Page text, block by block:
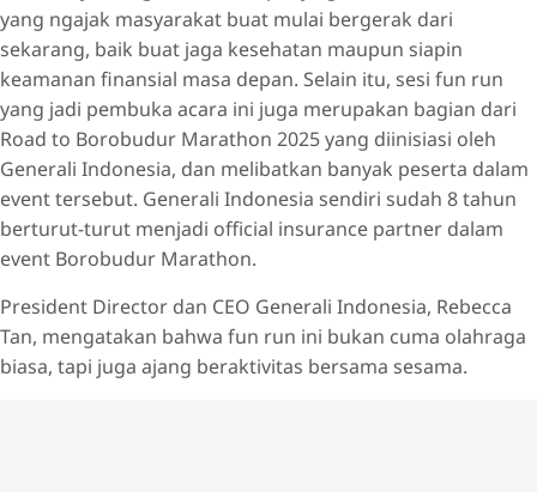
yang ngajak masyarakat buat mulai bergerak dari
sekarang, baik buat jaga kesehatan maupun siapin
keamanan finansial masa depan. Selain itu, sesi fun run
yang jadi pembuka acara ini juga merupakan bagian dari
Road to Borobudur Marathon 2025 yang diinisiasi oleh
Generali Indonesia, dan melibatkan banyak peserta dalam
event tersebut. Generali Indonesia sendiri sudah 8 tahun
berturut-turut menjadi official insurance partner dalam
event Borobudur Marathon.
President Director dan CEO Generali Indonesia, Rebecca
Tan, mengatakan bahwa fun run ini bukan cuma olahraga
biasa, tapi juga ajang beraktivitas bersama sesama.